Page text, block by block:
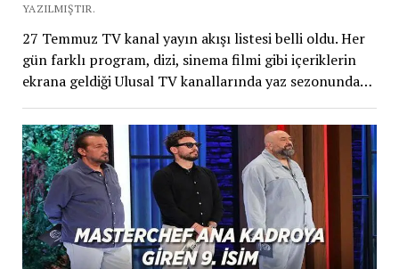
YAZILMIŞTIR.
27 Temmuz TV kanal yayın akışı listesi belli oldu. Her
gün farklı program, dizi, sinema filmi gibi içeriklerin
ekrana geldiği Ulusal TV kanallarında yaz sezonunda…